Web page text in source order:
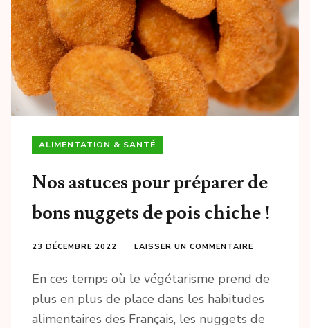
ALIMENTATION & SANTÉ
Nos astuces pour préparer de
bons nuggets de pois chiche !
23 DÉCEMBRE 2022 LAISSER UN COMMENTAIRE
En ces temps où le végétarisme prend de
plus en plus de place dans les habitudes
alimentaires des Français, les nuggets de